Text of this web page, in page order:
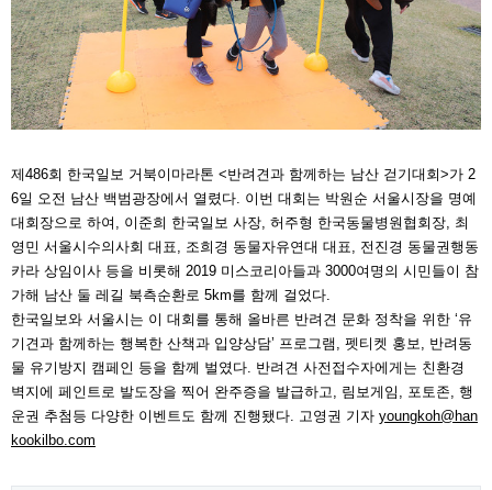
제486회 한국일보 거북이마라톤 <반려견과 함께하는 남산 걷기대회>가 2
6일 오전 남산 백범광장에서 열렸다. 이번 대회는 박원순 서울시장을 명예
대회장으로 하여, 이준희 한국일보 사장, 허주형 한국동물병원협회장, 최
영민 서울시수의사회 대표, 조희경 동물자유연대 대표, 전진경 동물권행동
카라 상임이사 등을 비롯해 2019 미스코리아들과 3000여명의 시민들이 참
가해 남산 둘 레길 북측순환로 5km를 함께 걸었다.
한국일보와 서울시는 이 대회를 통해 올바른 반려견 문화 정착을 위한 ‘유
기견과 함께하는 행복한 산책과 입양상담’ 프로그램, 펫티켓 홍보, 반려동
물 유기방지 캠페인 등을 함께 벌였다. 반려견 사전접수자에게는 친환경
벽지에 페인트로 발도장을 찍어 완주증을 발급하고, 림보게임, 포토존, 행
운권 추첨등 다양한 이벤트도 함께 진행됐다. 고영권 기자 youngkoh@han
kookilbo.com